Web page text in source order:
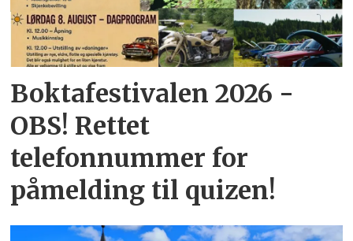
Boktafestivalen 2026 -
OBS! Rettet
telefonnummer for
påmelding til quizen!